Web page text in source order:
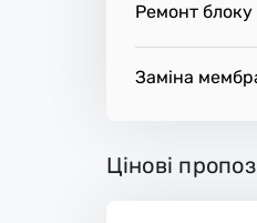
Ремонт блоку
Заміна
Цінові